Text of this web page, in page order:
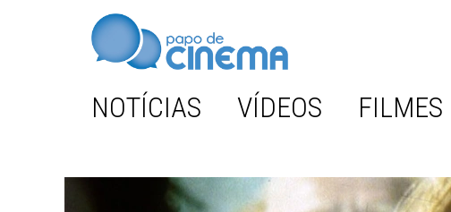
NOTÍCIAS VÍDEOS FILMES